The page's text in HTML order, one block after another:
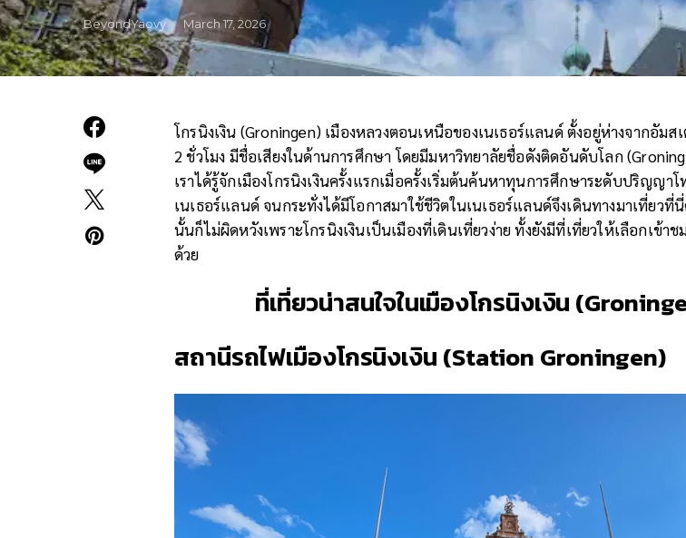
BeyondYaovy March 17, 2026
โกรนิงเงิน (Groningen) เมืองหลวงตอนเหนือของเนเธอร์แลนด์ ตั้งอยู่ห่างจากอัม
2 ชั่วโมง มีชื่อเสียงในด้านการศึกษา โดยมีมหาวิทยาลัยชื่อดังติดอันดับโลก
เราได้รู้จักเมืองโกรนิงเงินครั้งแรกเมื่อครั้งเริ่มต้นค้นหาทุนการศึกษาระดับปริญญาโ
เนเธอร์แลนด์ จนกระทั่งได้มีโอกาสมาใช้ชีวิตในเนเธอร์แลนด์จึงเดินทางมาเที่ยวที่
นั้นก็ไม่ผิดหวังเพราะโกรนิงเงินเป็นเมืองที่เดินเที่ยวง่าย ทั้งยังมีที่เที่ยวให้เลือกเข้า
ด้วย
ที่เที่ยวน่าสนใจในเมืองโกรนิงเงิน(
สถานีรถไฟเมืองโกรนิงเงิน(Station Groningen)